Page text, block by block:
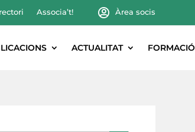
Associa’t! Àrea socis
ACTUALITAT FORMACIÓ